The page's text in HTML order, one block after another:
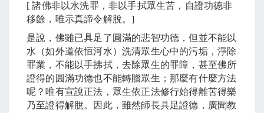
[諸佛非以水洗罪，非以手拭眾生苦，自證功德非
移餘，唯示真諦令解脫。]
是說，佛雖已具足了圓滿的悲智功德，但並不能以
水（如外道依恒河水）洗清眾生心中的污垢，淨除
罪業，不能以手拂拭，去除眾生的罪障，甚至佛所
證得的圓滿功德也不能轉贈眾生；那麼有什麼方法
呢？唯有宣說正法，眾生依正法修行始得離苦得樂
乃至證得解脫。因此，雖然師長具足證德，廣聞教